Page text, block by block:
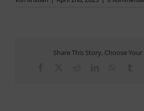
KONTAKTShare This Story, Choose